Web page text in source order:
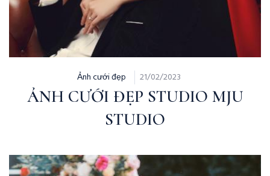
Ảnh cưới đẹp 21/02/2023
ẢNH CƯỚI ĐẸP STUDIO MJU
STUDIO